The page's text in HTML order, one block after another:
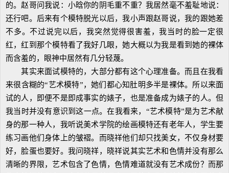
的。赵哥问我说：小晗你的阴毛重不重？我居然毫不羞耻地说：
还行吧。后来有个模特脱光以后，我小声跟赵哥说，我的跟她差
不多。不过说完以后，我突然觉得很害羞，我当时的脸一定很
红，红到那个模特看了我好几眼，她大概以为我是看到她的裸体
而含羞的，眼神中居然有几分轻蔑。
其实来面试模特的，大部分都有这个心理准备。而且在我看
来很含糊的“艺术模特”，她们都心知肚明多半是裸体。所以来面
试的人，即便不是即成事实的婊子，也是准备成为婊子的人。但
我当时并没有意识到这一点。在我看来，“艺术模特”是为艺术献
身的那一种人，我听说美术学院的绘画模特还有老年人，学生要
练习画他们身体上的皱褶。而晓祥他们却只找美女，不仅身材要
好，脸蛋也要好。我问晓祥，晓祥说其实艺术和色情并没有那么
清晰的界限，艺术包含了色情，色情难道就没有艺术成份？而那